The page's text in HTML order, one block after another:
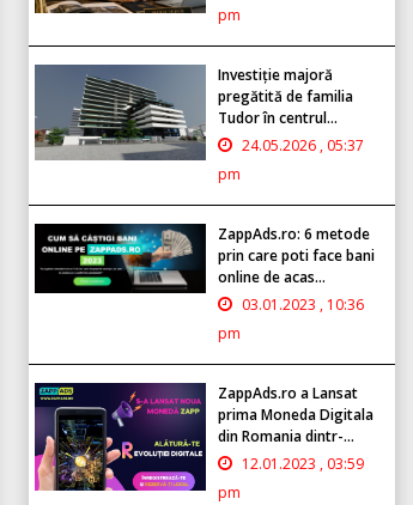
pm
Investiție majoră
pregătită de familia
Tudor în centrul...
24.05.2026 , 05:37
pm
ZappAds.ro: 6 metode
prin care poti face bani
online de acas...
03.01.2023 , 10:36
pm
ZappAds.ro a Lansat
prima Moneda Digitala
din Romania dintr-...
12.01.2023 , 03:59
pm